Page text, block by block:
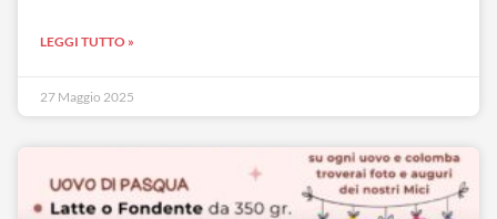
LEGGI TUTTO »
27 Maggio 2025